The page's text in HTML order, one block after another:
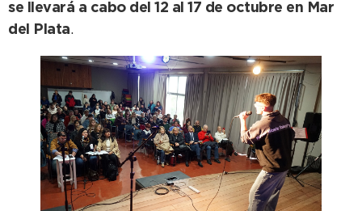
se llevará a cabo del 12 al 17 de octubre en Mar
del Plata.